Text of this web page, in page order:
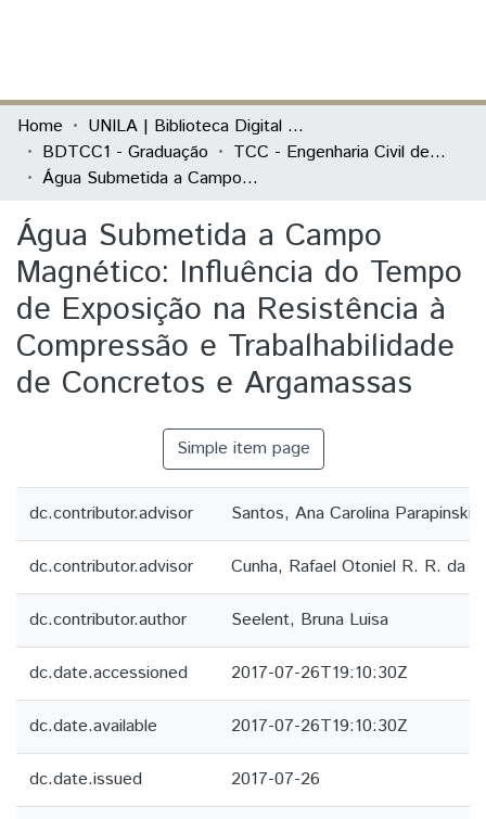
Communities & Collections
All of DSpace
Home
UNILA | Biblioteca Digital de Trabalhos de Conclusão de Curso
BDTCC1 - Graduação
TCC - Engenharia Civil de Infraestrutura
Água Submetida a Campo Magnético: Influência do Tempo de Exposição na Resistência à Compressão e Trabalhabilidade de Concretos e Argamassas
Água Submetida a Campo
Magnético: Influência do Tempo
de Exposição na Resistência à
Compressão e Trabalhabilidade
de Concretos e Argamassas
Simple item page
dc.contributor.advisor Santos, Ana Carolina Parapinski
dc.contributor.advisor Cunha, Rafael Otoniel R. R. da
dc.contributor.author Seelent, Bruna Luisa
dc.date.accessioned 2017-07-26T19:10:30Z
dc.date.available 2017-07-26T19:10:30Z
dc.date.issued 2017-07-26